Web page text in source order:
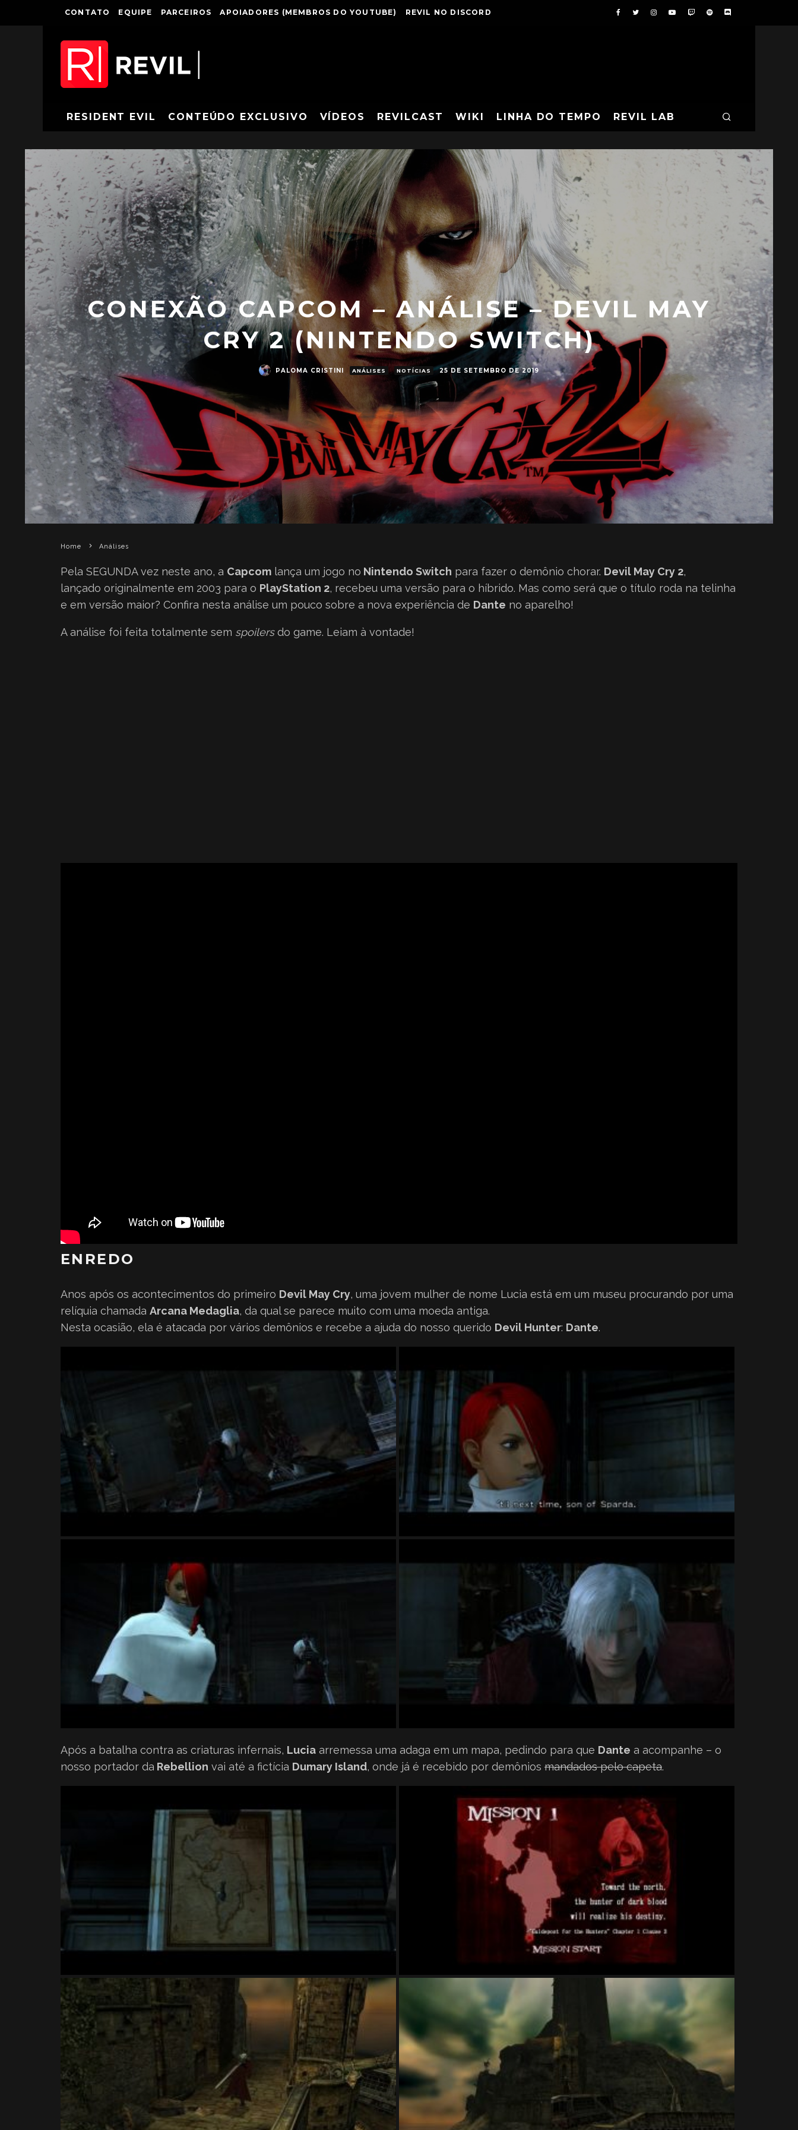
CONTATO EQUIPE PARCEIROS APOIADORES (MEMBROS DO YOUTUBE) REVIL NO DISCORD
RESIDENT EVIL CONTEÚDO EXCLUSIVO VÍDEOS REVILCAST WIKI LINHA DO TEMPO REVIL LAB
CONEXÃO CAPCOM – ANÁLISE – DEVIL MAY
CRY 2 (NINTENDO SWITCH)
PALOMA CRISTINI ANÁLISES NOTÍCIAS 25 DE SETEMBRO DE 2019
Home Análises
Pela SEGUNDA vez neste ano, a Capcom lança um jogo no Nintendo Switch para fazer o demônio chorar. Devil May Cry 2,
lançado originalmente em 2003 para o PlayStation 2, recebeu uma versão para o híbrido. Mas como será que o título roda na telinha
e em versão maior? Confira nesta análise um pouco sobre a nova experiência de Dante no aparelho!
A análise foi feita totalmente sem spoilersdo game. Leiam à vontade!
ENREDO
Anos após os acontecimentos do primeiro Devil May Cry, uma jovem mulher de nome Lucia está em um museu procurando por uma
relíquia chamada Arcana Medaglia, da qual se parece muito com uma moeda antiga.
Nesta ocasião, ela é atacada por vários demônios e recebe a ajuda do nosso querido Devil Hunter: Dante.
Após a batalha contra as criaturas infernais, Lucia arremessa uma adaga em um mapa, pedindo para que Dante a acompanhe – o
nosso portador da Rebellion vai até a fictícia Dumary Island, onde já é recebido por demônios mandados pelo capeta.